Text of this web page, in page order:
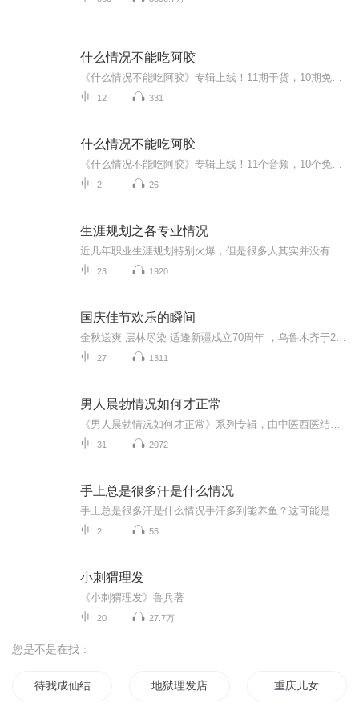
什么情况不能吃阿胶
12 331
什么情况不能吃阿胶
2 26
生涯规划之各专业情况
23 1920
国庆佳节欢乐的瞬间
27 1311
男人晨勃情况如何才正常
31 2072
手上总是很多汗是什么情况
2 55
小刺猬理发
《小刺猬理发》鲁兵著
20 27.7万
您是不是在找：
待我成仙结发可好 地狱理发店 重庆儿女